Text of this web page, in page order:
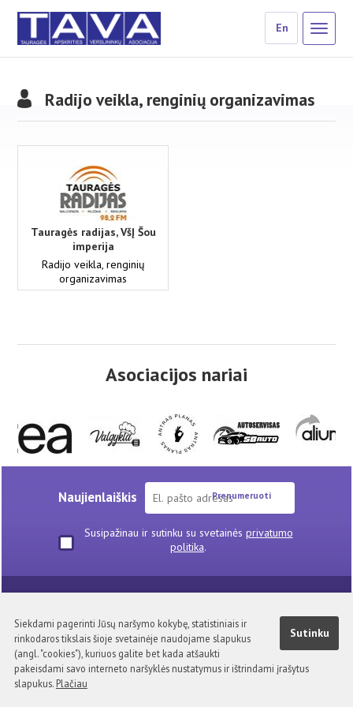
En
Radijo veikla, renginių organizavimas
Tauragės radijas, VšĮ Šou
imperija
Radijo veikla, renginių
organizavimas
Asociacijos nariai
Naujienlaiškis Prenumeruoti
Susipažinau ir sutinku su svetainės privatumo
politika.
Naudinga informacija
Nuorodos
Privatumo politika
Kontaktai
Visa medžiaga pateikta šiuose tinklapiuose TAVA nuosavybė.
Kopijuoti, platinti be asociacijos sutikimo draudžiama.
Sutinku
Siekdami pagerinti Jūsų naršymo kokybę, statistiniais ir
rinkodaros tikslais šioje svetainėje naudojame slapukus
(angl. "cookies"), kuriuos galite bet kada atšaukti
pakeisdami savo interneto naršyklės nustatymus ir ištrindami įrašytus
slapukus. Plačiau